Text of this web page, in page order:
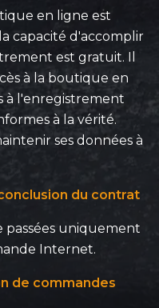
en ligne est
capacité d'accomplir
est gratuit. Il
à la boutique en
à l'enregistrement
à la vérité.
ses données à
du contrat
passées uniquement
Internet.
de commandes